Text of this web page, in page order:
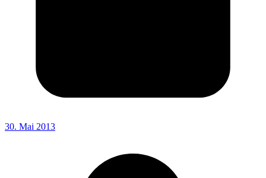
30. Mai 2013